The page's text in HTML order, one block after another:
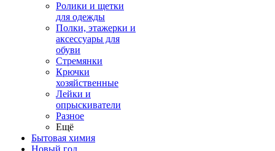
Ролики и щетки
для одежды
Полки, этажерки и
аксессуары для
обуви
Стремянки
Крючки
хозяйственные
Лейки и
опрыскиватели
Разное
Ещё
Бытовая химия
Новый год